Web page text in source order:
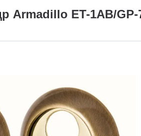
Armadillo ET-1AB/